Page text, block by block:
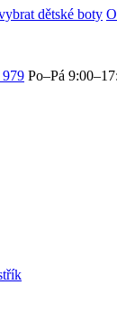
dětské boty
Po–Pá